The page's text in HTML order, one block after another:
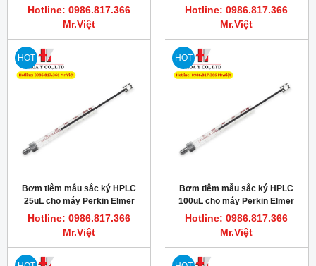
500 GC Autosamplers
Hotline: 0986.817.366
Mr.Việt
Clarus 500 GC Autosamplers
Hotline: 0986.817.366
Mr.Việt
HOT
Bơm tiêm mẫu sắc ký HPLC
25uL cho máy Perkin Elmer
Series 225 LC Autosampler,
Hamilton 62161-01
Hotline: 0986.817.366
Mr.Việt
HOT
Bơm tiêm mẫu sắc ký HPLC
100uL cho máy Perkin Elmer
Series 225 LC Autosampler,
Hamilton 54658-01
Hotline: 0986.817.366
Mr.Việt